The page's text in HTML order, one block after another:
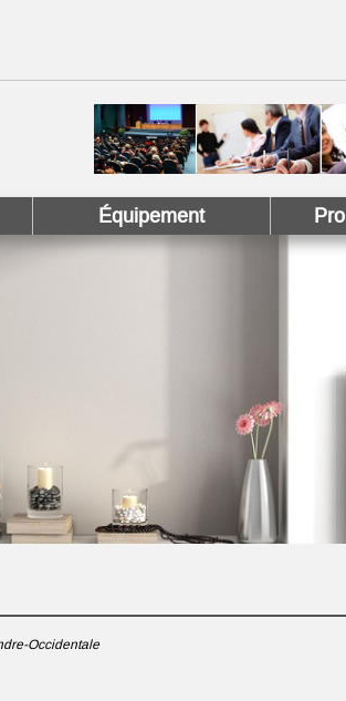
Équipement Pro
Occidentale